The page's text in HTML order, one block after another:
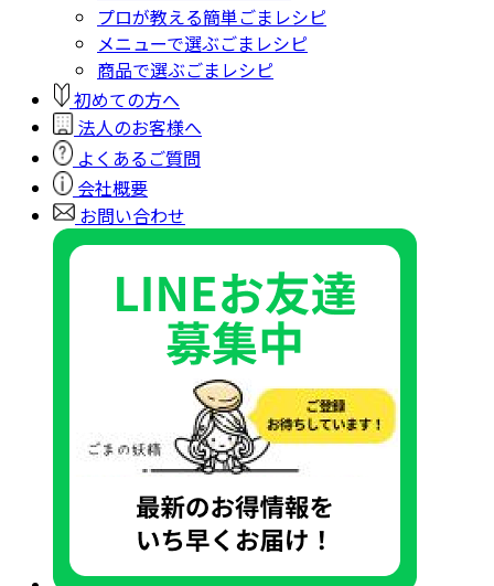
プロが教える簡単ごまレシピ
メニューで選ぶごまレシピ
商品で選ぶごまレシピ
初めての方へ
法人のお客様へ
よくあるご質問
会社概要
お問い合わせ